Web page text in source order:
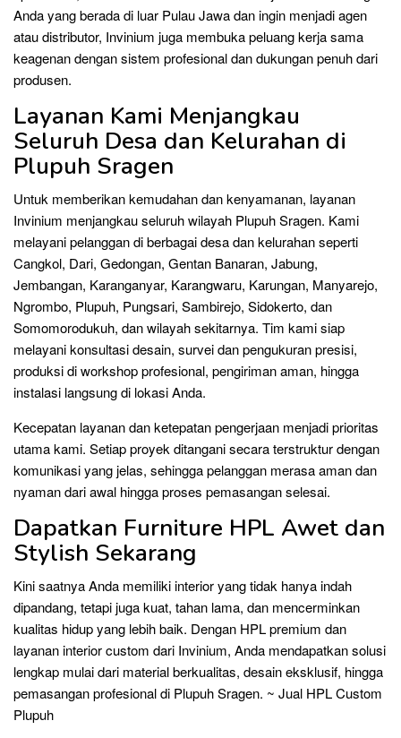
Anda yang berada di luar Pulau Jawa dan ingin menjadi agen
atau distributor, Invinium juga membuka peluang kerja sama
keagenan dengan sistem profesional dan dukungan penuh dari
produsen.
Layanan Kami Menjangkau
Seluruh Desa dan Kelurahan di
Plupuh Sragen
Untuk memberikan kemudahan dan kenyamanan, layanan
Invinium menjangkau seluruh wilayah Plupuh Sragen. Kami
melayani pelanggan di berbagai desa dan kelurahan seperti
Cangkol, Dari, Gedongan, Gentan Banaran, Jabung,
Jembangan, Karanganyar, Karangwaru, Karungan, Manyarejo,
Ngrombo, Plupuh, Pungsari, Sambirejo, Sidokerto, dan
Somomorodukuh, dan wilayah sekitarnya. Tim kami siap
melayani konsultasi desain, survei dan pengukuran presisi,
produksi di workshop profesional, pengiriman aman, hingga
instalasi langsung di lokasi Anda.
Kecepatan layanan dan ketepatan pengerjaan menjadi prioritas
utama kami. Setiap proyek ditangani secara terstruktur dengan
komunikasi yang jelas, sehingga pelanggan merasa aman dan
nyaman dari awal hingga proses pemasangan selesai.
Dapatkan Furniture HPL Awet dan
Stylish Sekarang
Kini saatnya Anda memiliki interior yang tidak hanya indah
dipandang, tetapi juga kuat, tahan lama, dan mencerminkan
kualitas hidup yang lebih baik. Dengan HPL premium dan
layanan interior custom dari Invinium, Anda mendapatkan solusi
lengkap mulai dari material berkualitas, desain eksklusif, hingga
pemasangan profesional di Plupuh Sragen. ~ Jual HPL Custom
Plupuh